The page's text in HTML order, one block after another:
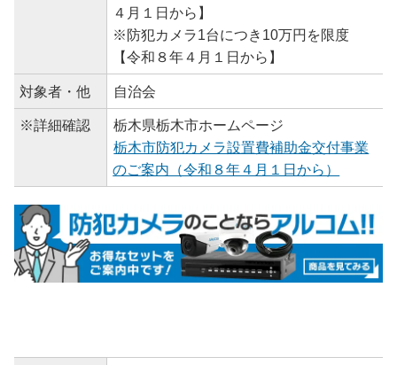
４月１日から】
※防犯カメラ1台につき10万円を限度
【令和８年４月１日から】
対象者・他 自治会
※詳細確認
栃木県栃木市ホームページ
栃木市防犯カメラ設置費補助金交付事業
のご案内（令和８年４月１日から）